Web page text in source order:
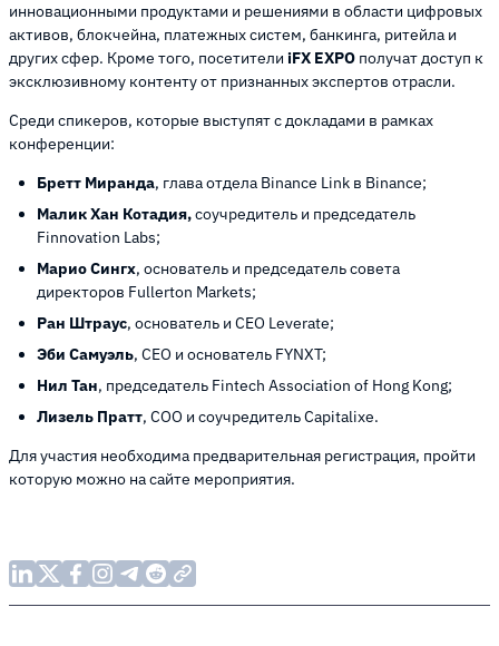
инновационными продуктами и решениями в области цифровых
активов, блокчейна, платежных систем, банкинга, ритейла и
других сфер. Кроме того, посетители iFX EXPO получат доступ к
эксклюзивному контенту от признанных экспертов отрасли.
Среди спикеров, которые выступят с докладами в рамках
конференции:
Бретт Миранда, глава отдела Binance Link в Binance;
Малик Хан Котадия,соучредитель и председатель
Finnovation Labs;
Марио Сингх, основатель и председатель совета
директоров Fullerton Markets;
Ран Штраус, основатель и CEO Leverate;
Эби Самуэль, CEO и основатель FYNXT;
Нил Тан, председатель Fintech Association of Hong Kong;
Лизель Пратт, COO и соучредитель Capitalixe.
Для участия необходима предварительная регистрация, пройти
которую можно на сайте мероприятия.